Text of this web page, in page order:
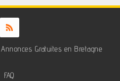
Gratuites en Bretagne
FAQ